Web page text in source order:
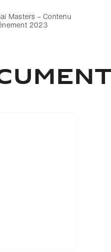
Masters – Contenu
2023